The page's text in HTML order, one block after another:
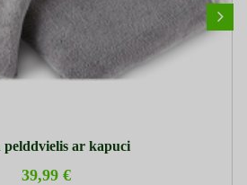
pelddvielis ar kapuci
39,99 €